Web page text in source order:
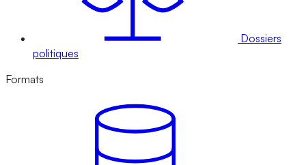
Dossiers
politiques
Formats